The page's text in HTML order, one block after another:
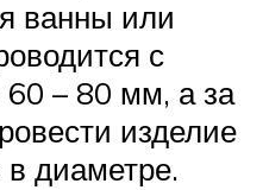
ванны или
с
– 80 мм, а за
изделие
диаметре.